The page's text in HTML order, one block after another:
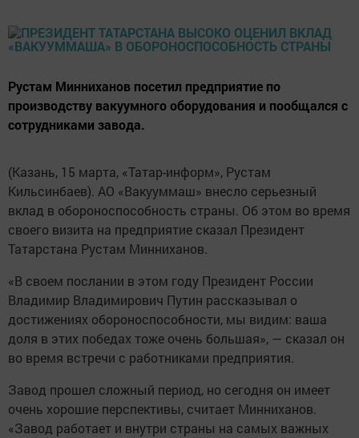
Рустам Минниханов посетил предприятие по
производству вакуумного оборудования и пообщался с
сотрудниками завода.
(Казань, 15 марта, «Татар-информ», Рустам
Кильсинбаев). АО «Вакууммаш» внесло серьезный
вклад в обороноспособность страны. Об этом во время
своего визита на предприятие сказал Президент
Татарстана Рустам Минниханов.
«В своем послании в этом году Президент России
Владимир Владимирович Путин рассказывал о
достижениях обороноспособности, мы видим: ваша
доля в этих победах тоже очень большая», — сказал он
во время встречи с работниками предприятия.
Завод прошел сложный период, но сегодня он имеет
очень хорошие перспективы, считает Минниханов.
«Завод работает и внутри страны на самых важных